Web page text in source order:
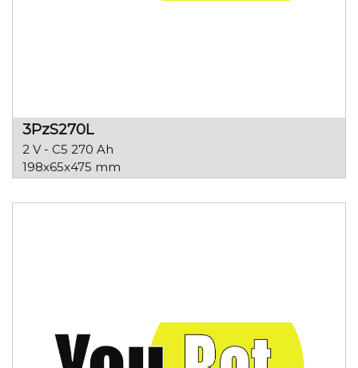
3PzS270L
2 V - C5 270 Ah
198x65x475 mm